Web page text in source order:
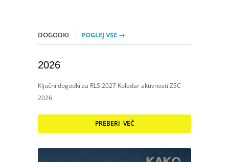
DOGODKI POGLEJ VSE →
2026
Ključni dogodki za RLS 2027 Koledar aktivnosti ZSC
2026
PREBERI VEČ